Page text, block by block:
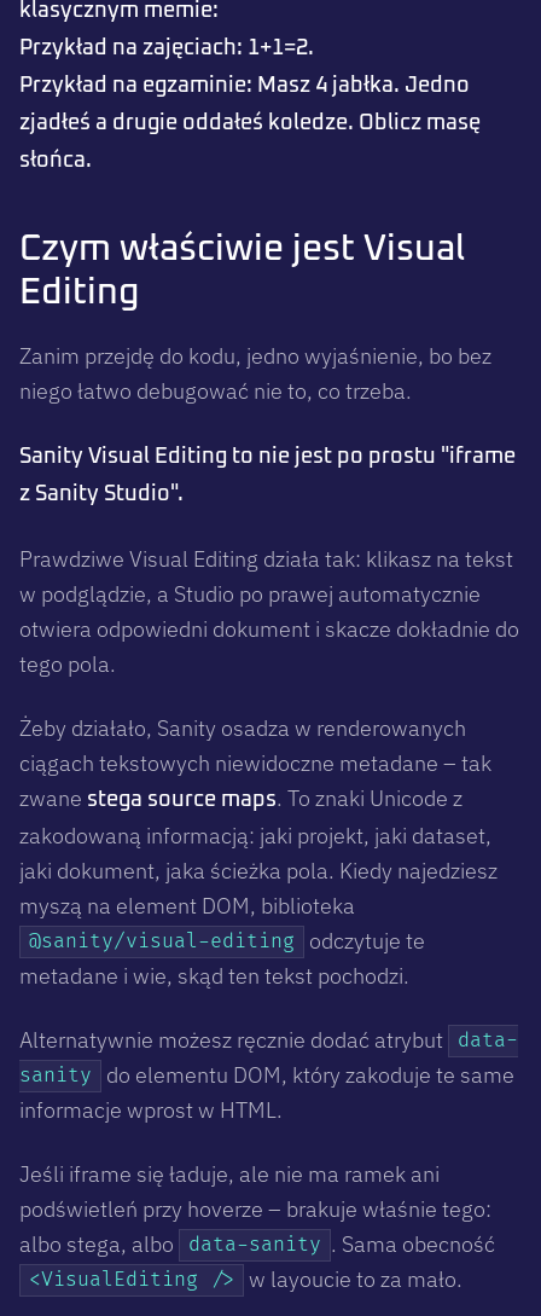
klasycznym memie:
Przykład na zajęciach: 1+1=2.
Przykład na egzaminie: Masz 4 jabłka. Jedno
zjadłeś a drugie oddałeś koledze. Oblicz masę
słońca.
Czym właściwie jest Visual
Editing
Zanim przejdę do kodu, jedno wyjaśnienie, bo bez
niego łatwo debugować nie to, co trzeba.
Sanity Visual Editing to nie jest po prostu "iframe
z Sanity Studio".
Prawdziwe Visual Editing działa tak: klikasz na tekst
w podglądzie, a Studio po prawej automatycznie
otwiera odpowiedni dokument i skacze dokładnie do
tego pola.
Żeby działało, Sanity osadza w renderowanych
ciągach tekstowych niewidoczne metadane – tak
zwane stega source maps. To znaki Unicode z
zakodowaną informacją: jaki projekt, jaki dataset,
jaki dokument, jaka ścieżka pola. Kiedy najedziesz
myszą na element DOM, biblioteka
@sanity/visual-editing
odczytuje te
metadane i wie, skąd ten tekst pochodzi.
Alternatywnie możesz ręcznie dodać atrybut
data-
sanity
do elementu DOM, który zakoduje te same
informacje wprost w HTML.
Jeśli iframe się ładuje, ale nie ma ramek ani
podświetleń przy hoverze – brakuje właśnie tego:
albo stega, albo
data-sanity . Sama obecność
<VisualEditing /> w layoucie to za mało.